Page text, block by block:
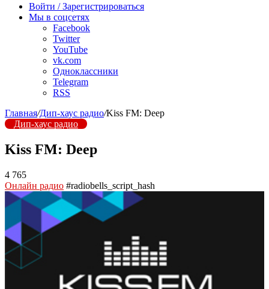
радио
Войти / Зарегистрироваться
Мы в соцсетях
Facebook
Twitter
YouTube
vk.com
Одноклассники
Telegram
RSS
Главная/Дип-хаус радио/Kiss FM: Deep
Дип-хаус радио
Kiss FM: Deep
4 765
Онлайн радио #radiobells_script_hash